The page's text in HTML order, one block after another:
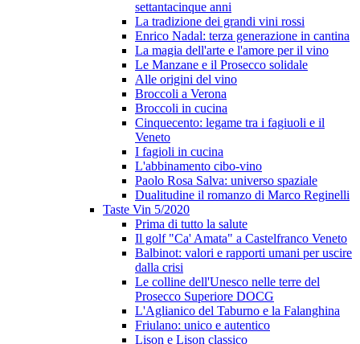
settantacinque anni
La tradizione dei grandi vini rossi
Enrico Nadal: terza generazione in cantina
La magia dell'arte e l'amore per il vino
Le Manzane e il Prosecco solidale
Alle origini del vino
Broccoli a Verona
Broccoli in cucina
Cinquecento: legame tra i fagiuoli e il
Veneto
I fagioli in cucina
L'abbinamento cibo-vino
Paolo Rosa Salva: universo spaziale
Dualitudine il romanzo di Marco Reginelli
Taste Vin 5/2020
Prima di tutto la salute
Il golf "Ca' Amata" a Castelfranco Veneto
Balbinot: valori e rapporti umani per uscire
dalla crisi
Le colline dell'Unesco nelle terre del
Prosecco Superiore DOCG
L'Aglianico del Taburno e la Falanghina
Friulano: unico e autentico
Lison e Lison classico